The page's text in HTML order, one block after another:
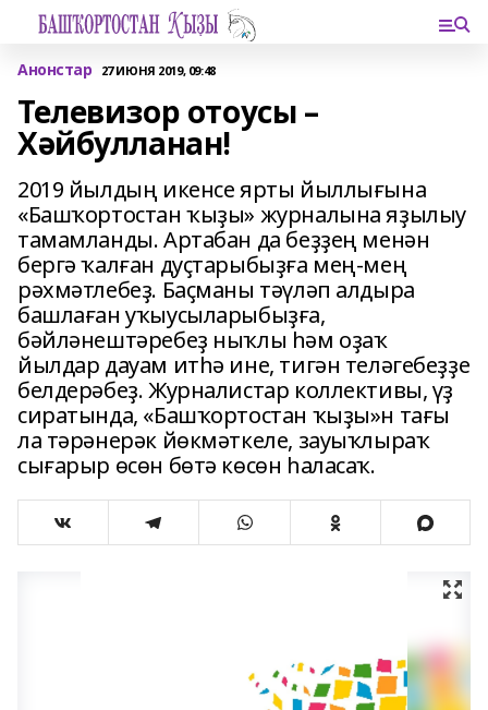
Анонстар 27 ИЮНЯ 2019, 09:48
Телевизор отоусы –
Хәйбулланан!
2019 йылдың икенсе ярты йыллығына
«Башҡортостан ҡыҙы» журналына яҙылыу
тамамланды. Артабан да беҙҙең менән
бергә ҡалған дуҫтарыбыҙға мең-мең
рәхмәтлебеҙ. Баҫманы тәүләп алдыра
башлаған уҡыусыларыбыҙға,
бәйләнештәребеҙ ныҡлы һәм оҙаҡ
йылдар дауам итһә ине, тигән теләгебеҙҙе
белдерәбеҙ. Журналистар коллективы, үҙ
сиратында, «Башҡортостан ҡыҙы»н тағы
ла тәрәнерәк йөкмәткеле, зауыҡлыраҡ
сығарыр өсөн бөтә көсөн һаласаҡ.